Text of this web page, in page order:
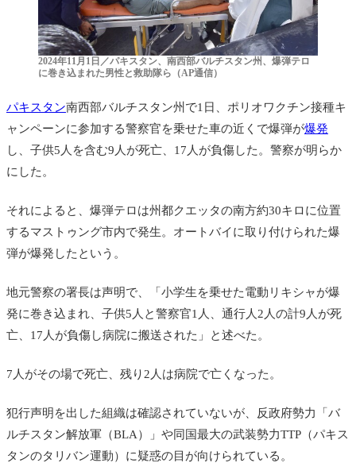
2024年11月1日／パキスタン、南西部バルチスタン州、爆弾テロ
に巻き込まれた男性と救助隊ら（AP通信）
パキスタン南西部バルチスタン州で1日、ポリオワクチン接種キ
ャンペーンに参加する警察官を乗せた車の近くで爆弾が爆発
し、子供5人を含む9人が死亡、17人が負傷した。警察が明らか
にした。
それによると、爆弾テロは州都クエッタの南方約30キロに位置
するマストゥング市内で発生。オートバイに取り付けられた爆
弾が爆発したという。
地元警察の署長は声明で、「小学生を乗せた電動リキシャが爆
発に巻き込まれ、子供5人と警察官1人、通行人2人の計9人が死
亡、17人が負傷し病院に搬送された」と述べた。
7人がその場で死亡、残り2人は病院で亡くなった。
犯行声明を出した組織は確認されていないが、
反政府勢力「バ
ルチスタン解放軍（BLA）」や同国最大の武装勢力TTP（パキス
タンのタリバン運動）に疑惑の目が向けられている。